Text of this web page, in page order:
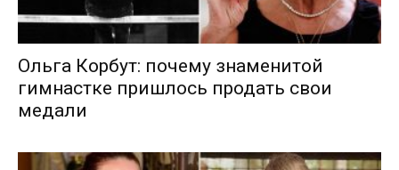
Ольга Корбут: почему знаменитой
гимнастке пришлось продать свои
медали